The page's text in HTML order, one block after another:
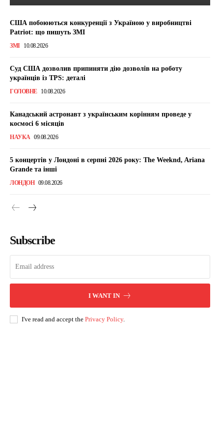
США побоюються конкуренції з Україною у виробництві
Patriot: що пишуть ЗМІ
ЗМІ 10.08.2026
Суд США дозволив припиняти дію дозволів на роботу
українців із TPS: деталі
ГОЛОВНЕ 10.08.2026
Канадський астронавт з українським корінням проведе у
космосі 6 місяців
НАУКА 09.08.2026
5 концертів у Лондоні в серпні 2026 року: The Weeknd, Ariana
Grande та інші
ЛОНДОН 09.08.2026
Subscribe
I WANT IN
I've read and accept the Privacy Policy.